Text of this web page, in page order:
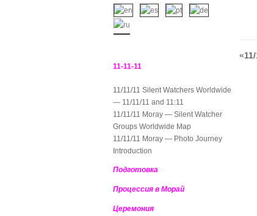
«
11-11-11
11/11/11 Silent Watchers Worldwide
— 11/11/11 and 11:11
11/11/11 Moray — Silent Watcher
Groups Worldwide Map
11/11/11 Moray — Photo Journey
Introduction
Подготовка
Процессия в Морай
Церемония